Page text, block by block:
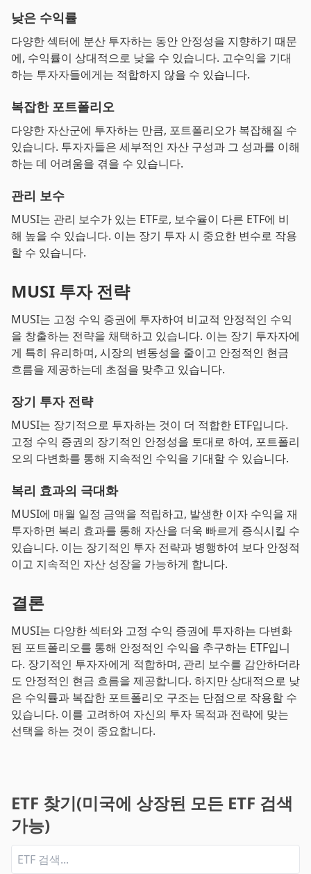
낮은 수익률
다양한 섹터에 분산 투자하는 동안 안정성을 지향하기 때문
에, 수익률이 상대적으로 낮을 수 있습니다. 고수익을 기대
하는 투자자들에게는 적합하지 않을 수 있습니다.
복잡한 포트폴리오
다양한 자산군에 투자하는 만큼, 포트폴리오가 복잡해질 수
있습니다. 투자자들은 세부적인 자산 구성과 그 성과를 이해
하는 데 어려움을 겪을 수 있습니다.
관리 보수
MUSI는 관리 보수가 있는 ETF로, 보수율이 다른 ETF에 비
해 높을 수 있습니다. 이는 장기 투자 시 중요한 변수로 작용
할 수 있습니다.
MUSI 투자 전략
MUSI는 고정 수익 증권에 투자하여 비교적 안정적인 수익
을 창출하는 전략을 채택하고 있습니다. 이는 장기 투자자에
게 특히 유리하며, 시장의 변동성을 줄이고 안정적인 현금
흐름을 제공하는데 초점을 맞추고 있습니다.
장기 투자 전략
MUSI는 장기적으로 투자하는 것이 더 적합한 ETF입니다.
고정 수익 증권의 장기적인 안정성을 토대로 하여, 포트폴리
오의 다변화를 통해 지속적인 수익을 기대할 수 있습니다.
복리 효과의 극대화
MUSI에 매월 일정 금액을 적립하고, 발생한 이자 수익을 재
투자하면 복리 효과를 통해 자산을 더욱 빠르게 증식시킬 수
있습니다. 이는 장기적인 투자 전략과 병행하여 보다 안정적
이고 지속적인 자산 성장을 가능하게 합니다.
결론
MUSI는 다양한 섹터와 고정 수익 증권에 투자하는 다변화
된 포트폴리오를 통해 안정적인 수익을 추구하는 ETF입니
다. 장기적인 투자자에게 적합하며, 관리 보수를 감안하더라
도 안정적인 현금 흐름을 제공합니다. 하지만 상대적으로 낮
은 수익률과 복잡한 포트폴리오 구조는 단점으로 작용할 수
있습니다. 이를 고려하여 자신의 투자 목적과 전략에 맞는
선택을 하는 것이 중요합니다.
ETF 찾기(미국에 상장된 모든 ETF 검색
가능)